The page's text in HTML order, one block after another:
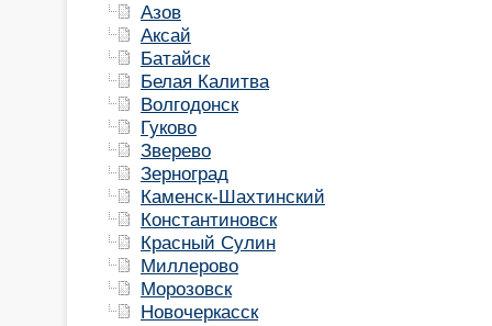
Азов
Аксай
Батайск
Белая Калитва
Волгодонск
Гуково
Зверево
Зерноград
Каменск-Шахтинский
Константиновск
Красный Сулин
Миллерово
Морозовск
Новочеркасск